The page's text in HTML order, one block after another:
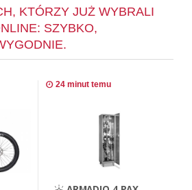
KTÓRZY JUŻ WYBRALI
SZYBKO,
24 minut temu